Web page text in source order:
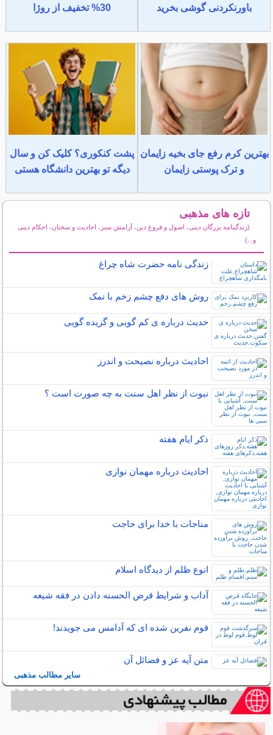
باورنکردنی گوشی بخرید
30% تخفیف از روژا
بهترین کرم رفع جای بخیه زایمان
و ترک پوستی زایمان
پشت کنکوری؟ کلیک کن و سال
دیگه تو بهترین دانشگاه هستی
تازه های مذهبی
(زندگینامه بزرگان دینی، اصول و فروع دین، آرامش سبز، احادیث و سخنان، احکام دینی
و...)
زندگی نامه حضرت شاه چراغ
روش های دفع چشم زخم با نمک
حدیث درباره ی کم گویی و گزیده گویی
احادیث درباره نصیحت و اندرز
نبوت از نظر اهل سنت به چه صورت است ؟
ذکر ایام هفته
احادیث درباره مهمان نوازی
مناجات با خدا برای حاجت
انوع ظلم از دیدگاه اسلام
آداب و شرایط قرض الحسنه دادن در فقه شیعه
قوم نفرین شده ای که آدامس می جویدند!
متن آیه عز و فضائل آن
سایر مطالب مذهبی